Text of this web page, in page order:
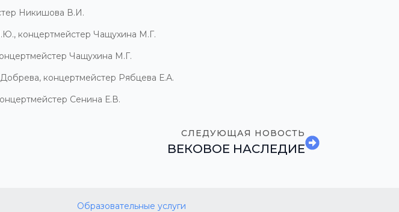
Никишова В.И.
концертмейстер Чащухина М.Г.
Чащухина М.Г.
концертмейстер Рябцева Е.А.
Сенина Е.В.
СЛЕДУЮЩАЯ НОВОСТЬ
ВЕКОВОЕ НАСЛЕДИЕ
Образовательные услуги